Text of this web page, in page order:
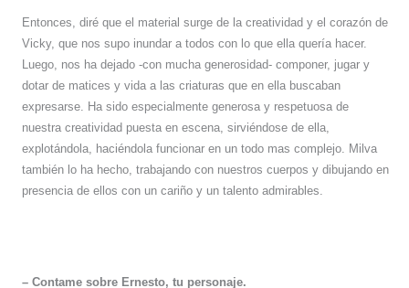
Entonces, diré que el material surge de la creatividad y el corazón de
Vicky, que nos supo inundar a todos con lo que ella quería hacer.
Luego, nos ha dejado -con mucha generosidad- componer, jugar y
dotar de matices y vida a las criaturas que en ella buscaban
expresarse. Ha sido especialmente generosa y respetuosa de
nuestra creatividad puesta en escena, sirviéndose de ella,
explotándola, haciéndola funcionar en un todo mas complejo. Milva
también lo ha hecho, trabajando con nuestros cuerpos y dibujando en
presencia de ellos con un cariño y un talento admirables.
– Contame sobre Ernesto, tu personaje.